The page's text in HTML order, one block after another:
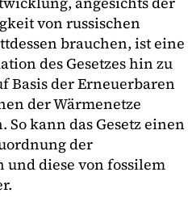
von russischen
brauchen, ist eine
des Gesetzes hin zu
Basis der Erneuerbaren
der Wärmenetze
kann das Gesetz einen
der
und diese von fossilem